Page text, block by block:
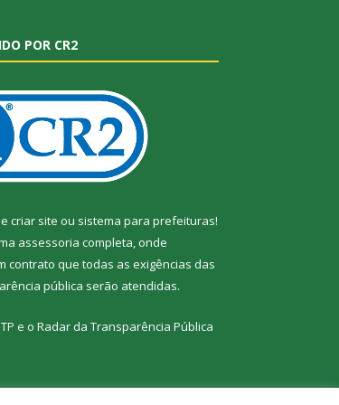
POR CR2
criar site ou sistema para prefeituras!
assessoria completa, onde
contrato que todas as exigências das
pública serão atendidas.
e o Radar da Transparência Pública